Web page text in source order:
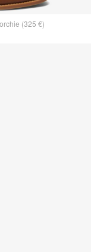
(325 €)